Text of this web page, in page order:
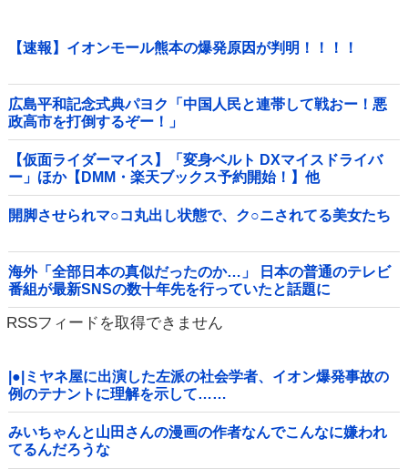
【速報】イオンモール熊本の爆発原因が判明！！！！
広島平和記念式典パヨク「中国人民と連帯して戦おー！悪
政高市を打倒するぞー！」
【仮面ライダーマイス】「変身ベルト DXマイスドライバ
ー」ほか【DMM・楽天ブックス予約開始！】他
開脚させられマ○コ丸出し状態で、ク○ニされてる美女たち
海外「全部日本の真似だったのか…」 日本の普通のテレビ
番組が最新SNSの数十年先を行っていたと話題に
RSSフィードを取得できません
|●|ミヤネ屋に出演した左派の社会学者、イオン爆発事故の
例のテナントに理解を示して……
みいちゃんと山田さんの漫画の作者なんでこんなに嫌われ
てるんだろうな